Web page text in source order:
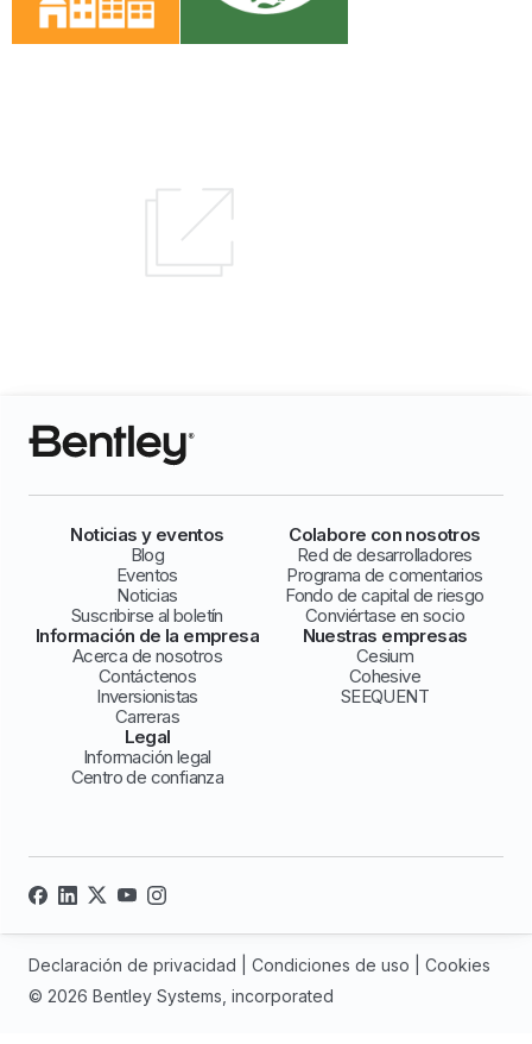
Noticias y eventos
Blog
Eventos
Noticias
Suscribirse al boletín
Colabore con nosotros
Red de desarrolladores
Programa de comentarios
Fondo de capital de riesgo
Conviértase en socio
Información de la empresa
Acerca de nosotros
Contáctenos
Inversionistas
Carreras
Nuestras empresas
Cesium
Cohesive
SEEQUENT
Legal
Información legal
Centro de confianza
© 2026 Bentley Systems, incorporated
Declaración de privacidad Condiciones de uso Cookies